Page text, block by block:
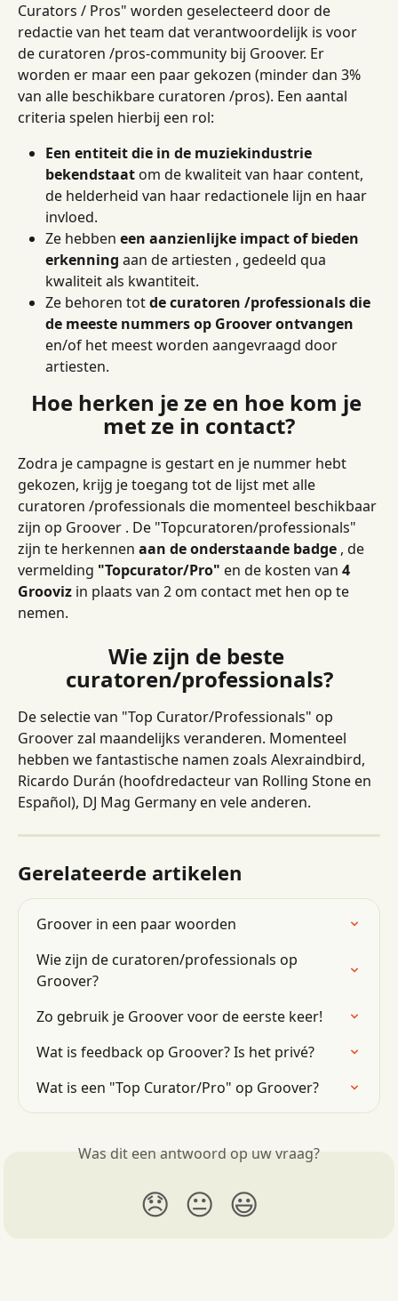
Curators / Pros" worden geselecteerd door de
redactie van het team dat verantwoordelijk is voor
de curatoren /pros-community bij Groover. Er
worden er maar een paar gekozen (minder dan 3%
van alle beschikbare curatoren /pros). Een aantal
criteria spelen hierbij een rol:
Een entiteit die in de muziekindustrie
bekendstaat om de kwaliteit van haar content,
de helderheid van haar redactionele lijn en haar
invloed.
Ze hebben een aanzienlijke impact of bieden
erkenning aan de artiesten , gedeeld qua
kwaliteit als kwantiteit.
Ze behoren tot de curatoren /professionals die
de meeste nummers op Groover ontvangen
en/of het meest worden aangevraagd door
artiesten.
Hoe herken je ze en hoe kom je
met ze in contact?
Zodra je campagne is gestart en je nummer hebt
gekozen, krijg je toegang tot de lijst met alle
curatoren /professionals die momenteel beschikbaar
zijn op Groover . De "Topcuratoren/professionals"
zijn te herkennen aan de onderstaande badge , de
vermelding "Topcurator/Pro" en de kosten van 4
Grooviz in plaats van 2 om contact met hen op te
nemen.
Wie zijn de beste
curatoren/professionals?
De selectie van "Top Curator/Professionals" op
Groover zal maandelijks veranderen. Momenteel
hebben we fantastische namen zoals Alexraindbird,
Ricardo Durán (hoofdredacteur van Rolling Stone en
Español), DJ Mag Germany en vele anderen.
Gerelateerde artikelen
Groover in een paar woorden
Wie zijn de curatoren/professionals op
Groover?
Zo gebruik je Groover voor de eerste keer!
Wat is feedback op Groover? Is het privé?
Wat is een "Top Curator/Pro" op Groover?
Was dit een antwoord op uw vraag?
😞 😐 😃